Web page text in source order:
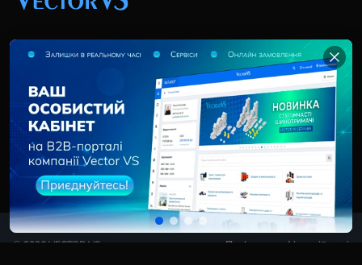
+38 (044) 369 51 57
02095, Україна, м. Київ, вул. Трускавецька, 10-В, оф.
info@vector-vs.com
© 2026 VECTOR VS Політика конфіденційності